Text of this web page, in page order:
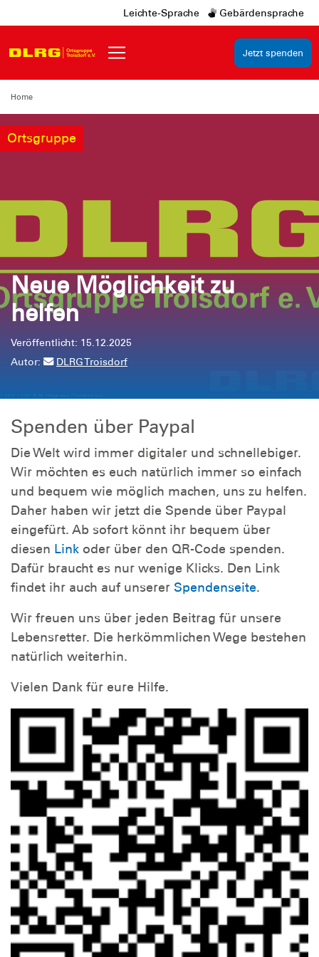
Leichte-Sprache Gebärdensprache
Jetzt spenden
Home
Ortsgruppe
Neue Möglichkeit zu
helfen
Veröffentlicht: 15.12.2025
Autor:
DLRG Troisdorf
Spenden über Paypal
Die Welt wird immer digitaler und schnellebiger.
Wir möchten es euch natürlich immer so einfach
und bequem wie möglich machen, uns zu helfen.
Daher haben wir jetzt die Spende über Paypal
eingefürt. Ab sofort könnt ihr bequem über
diesen Link oder über den QR-Code spenden.
Dafür braucht es nur wenige Klicks. Den Link
findet ihr auch auf unserer Spendenseite.
Wir freuen uns über jeden Beitrag für unsere
Lebensretter. Die herkömmlichen Wege bestehen
natürlich weiterhin.
Vielen Dank für eure Hilfe.